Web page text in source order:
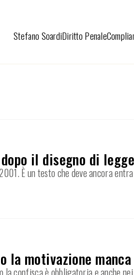
Stefano SoardiDiritto Penale
il disegno di
È un testo che deve ancora
la motivazione manca
la confisca è obbligatoria e anche